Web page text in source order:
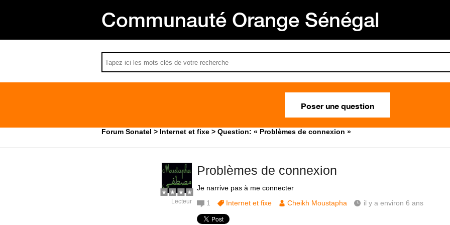
Communauté Orange Sénégal
Poser une question
Forum Sonatel Internet et fixe Question: « Problèmes de connexion »
Problèmes de connexion
Je narrive pas à me connecter
Lecteur 1 Internet et fixe Cheikh Moustapha il y a environ 6 ans